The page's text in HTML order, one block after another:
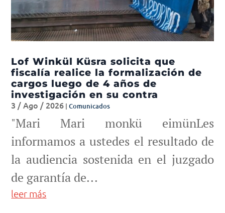
Lof Winkül Küsra solicita que
fiscalía realice la formalización de
cargos luego de 4 años de
investigación en su contra
3 / Ago / 2026 |Comunicados
"Mari Mari monkü eimünLes
informamos a ustedes el resultado de
la audiencia sostenida en el juzgado
de garantía de...
leer más